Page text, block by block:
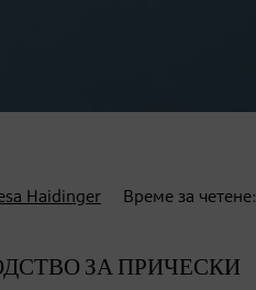
Haidinger Време за четене:
ЗА ПРИЧЕСКИ